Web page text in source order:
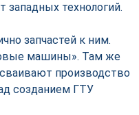
технологий.
запчастей к ним.
машины». Там же
производство
созданием ГТУ